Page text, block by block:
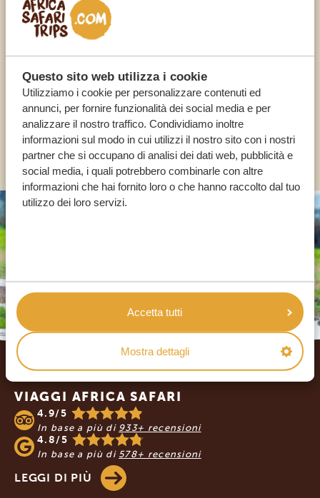
Questo sito web utilizza i cookie
Utilizziamo i cookie per personalizzare contenuti ed
annunci, per fornire funzionalità dei social media e per
analizzare il nostro traffico. Condividiamo inoltre
informazioni sul modo in cui utilizzi il nostro sito con i nostri
partner che si occupano di analisi dei dati web, pubblicità e
social media, i quali potrebbero combinarle con altre
informazioni che hai fornito loro o che hanno raccolto dal tuo
utilizzo dei loro servizi.
Accetta tutti
Mostra dettagli
Chiama un esperto
IT:+39 0694806854
ALTRI PAESI
Footer
I NOSTRI CLIENTI RACCOMANDANO
VIAGGI AFRICA SAFARI
4.9/5
In base a più di 933+ recensioni
4.8/5
In base a più di 578+ recensioni
LEGGI DI PIÙ